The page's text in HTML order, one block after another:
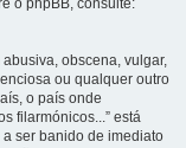
o phpBB, consulte:
obscena, vulgar,
ou qualquer outro
o país onde
filarmónicos...” está
ser banido de imediato